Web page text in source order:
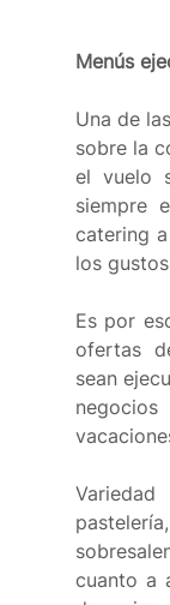
Menús
Una de
sobre la
el vuelo
siempre
catering
los
Es por
ofertas
sean
cuanto a